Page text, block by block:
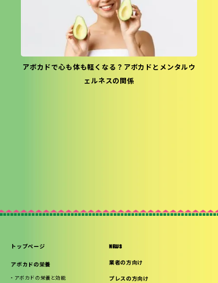
アボカドで心も体も軽くなる？アボカドとメンタルウ
ェルネスの関係
トップページ
アボカドの栄養
アボカドの栄養と効能
NEWS
業者の方向け
プレスの方向け